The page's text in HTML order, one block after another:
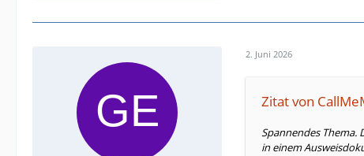
2. Juni 2026
Zitat von
Spannendes Thema.
in einem